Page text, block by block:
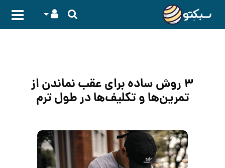
۳ روش ساده برای عقب نماندن از
تمرین‌ها و تکلیف‌ها در طول ترم